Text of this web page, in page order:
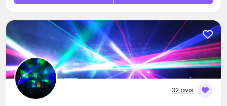
32 avis